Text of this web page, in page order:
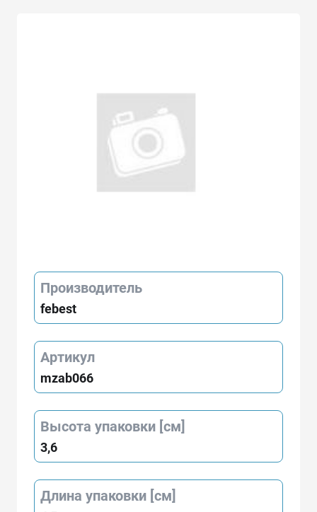
Производитель
febest
Артикул
mzab066
Высота упаковки [см]
3,6
Длина упаковки [см]